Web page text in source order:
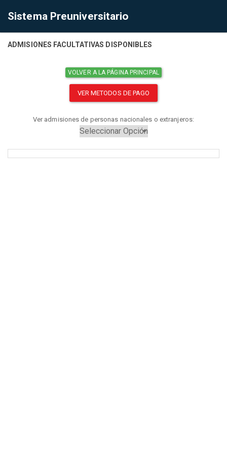
Sistema Preuniversitario
ADMISIONES FACULTATIVAS DISPONIBLES
VOLVER A LA PÁGINA PRINCIPAL
VER METODOS DE PAGO
Ver admisiones de personas nacionales o extranjeros: